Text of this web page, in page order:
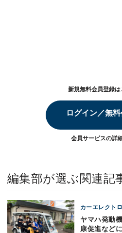
新規無料会員登録は
ログイン／無
会員サービスの詳
編集部が選ぶ関連記
カーエレクト
ヤマハ発動
康促進など